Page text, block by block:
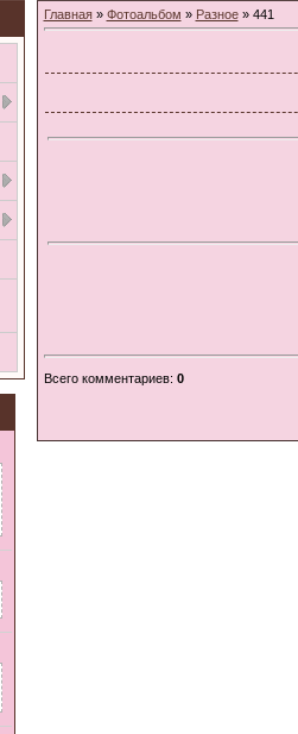
Главная» Фотоальбом » Разное» 441
Всего комментариев: 0